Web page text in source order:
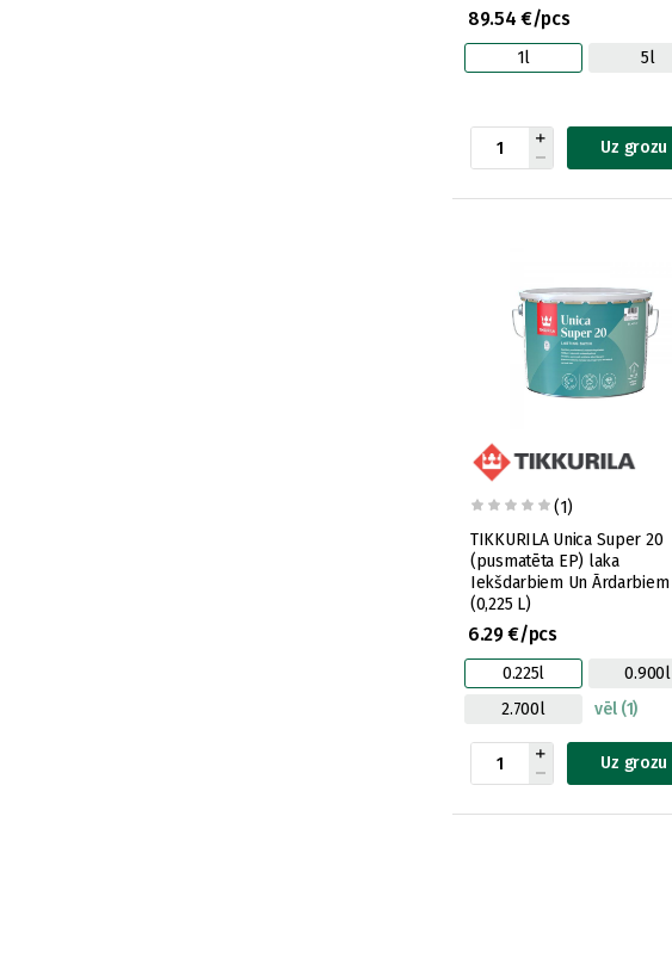
89.54 €/pcs
1l 5l
Uz grozu
(1)
TIKKURILA Unica Super 20
(pusmatēta EP) laka
Iekšdarbiem Un Ārdarbiem
(0,225 L)
6.29 €/pcs
0.225l
0.900l
2.700l
vēl (1)
Uz grozu